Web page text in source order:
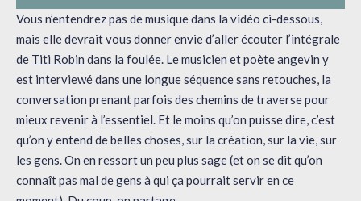
Vous n’entendrez pas de musique dans la vidéo ci-dessous,
mais elle devrait vous donner envie d’aller écouter l’intégrale
de Titi Robin dans la foulée. Le musicien et poète angevin y
est interviewé dans une longue séquence sans retouches, la
conversation prenant parfois des chemins de traverse pour
mieux revenir à l’essentiel. Et le moins qu’on puisse dire, c’est
qu’on y entend de belles choses, sur la création, sur la vie, sur
les gens. On en ressort un peu plus sage (et on se dit qu’on
connaît pas mal de gens à qui ça pourrait servir en ce